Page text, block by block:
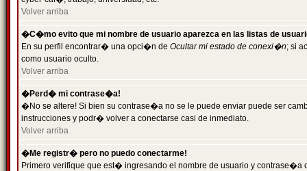
Volver arriba
�C�mo evito que mi nombre de usuario aparezca en las listas de
En su perfil encontrar� una opci�n de Ocultar mi estado de conexi�n; si
como usuario oculto.
Volver arriba
�Perd� mi contrase�a!
�No se altere! Si bien su contrase�a no se le puede enviar puede ser
instrucciones y podr� volver a conectarse casi de inmediato.
Volver arriba
�Me registr� pero no puedo conectarme!
Primero verifique que est� ingresando el nombre de usuario y